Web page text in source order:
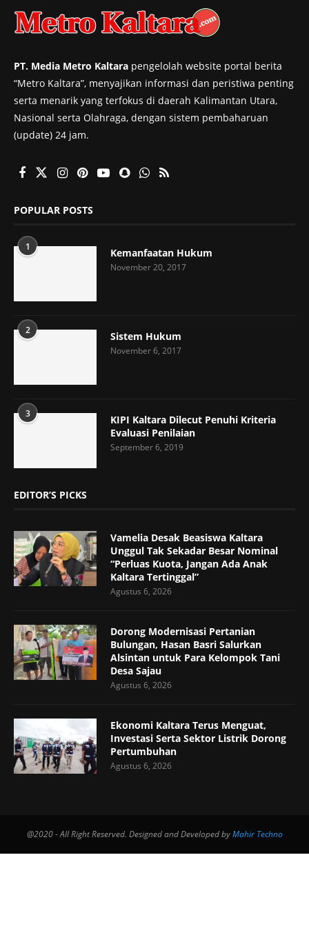
PT. Media Metro Kaltara pengelolah website portal berita
“Metro Kaltara”, menyajikan informasi dan peristiwa penting
serta menarik yang terfokus di daerah Kalimantan Utara,
Nasional serta Olahraga, dengan sistem pembaharuan
(update) 24 jam.
POPULAR POSTS
1 Kemanfaatan Hukum
November 20, 2017
2 Sistem Hukum
November 6, 2017
3
KIPI Kaltara Dilecut Penuhi Kriteria
Evaluasi Penilaian
September 6, 2019
EDITOR’S PICKS
Vamelia Desak Beasiswa Kaltara
Unggul Tak Sekadar Besar Nominal
“Perluas Kuota, Jangan Ada Anak
Kaltara Tertinggal”
Agustus 6, 2026
Dorong Modernisasi Pertanian
Bulungan, Hasan Basri Salurkan
Alsintan untuk Para Kelompok Tani
Desa Sajau
Agustus 6, 2026
Ekonomi Kaltara Terus Menguat,
Investasi Serta Sektor Listrik Dorong
Pertumbuhan
Agustus 6, 2026
@2020 - All Right Reserved. Designed and Developed byMahir Techno